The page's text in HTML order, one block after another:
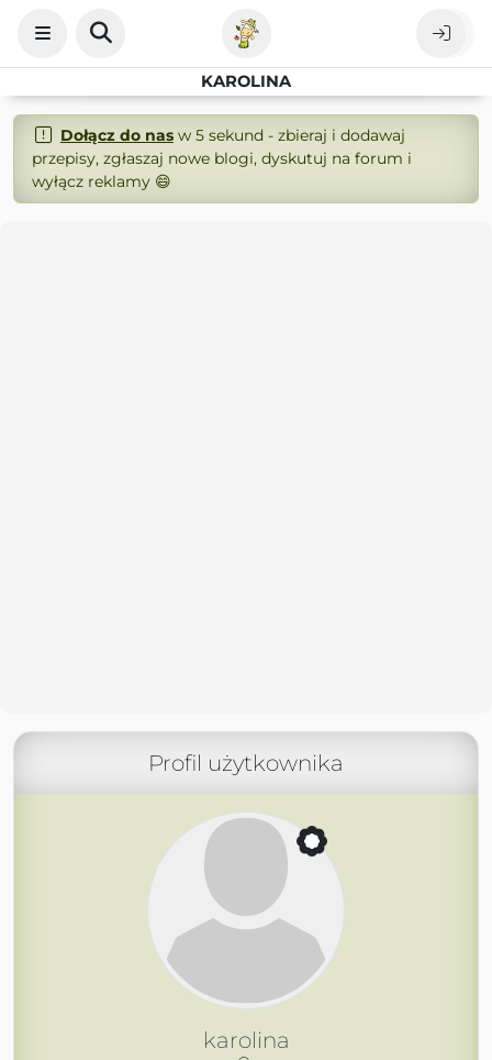
KAROLINA
Dołącz do nasw 5 sekund - zbieraj i dodawaj
przepisy, zgłaszaj nowe blogi, dyskutuj na forum i
wyłącz reklamy 😄
Profil użytkownika
karolina